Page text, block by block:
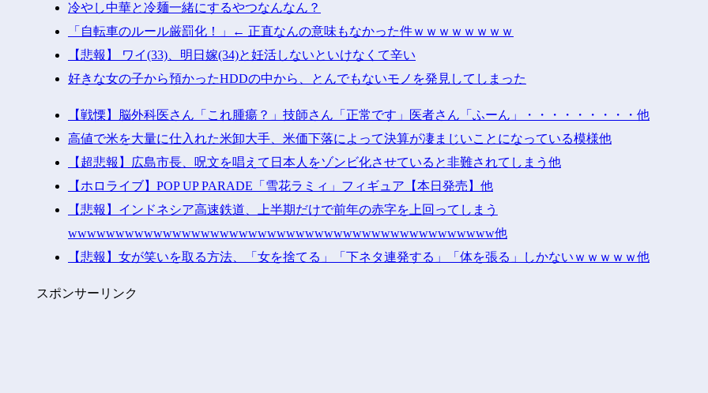
冷やし中華と冷麺一緒にするやつなんなん？
「自転車のルール厳罰化！」← 正直なんの意味もなかった件ｗｗｗｗｗｗｗｗ
【悲報】 ワイ(33)、明日嫁(34)と妊活しないといけなくて辛い
好きな女の子から預かったHDDの中から、とんでもないモノを発見してしまった
【戦慄】脳外科医さん「これ腫瘍？」技師さん「正常です」医者さん「ふーん」・・・・・・・・・他
高値で米を大量に仕入れた米卸大手、米価下落によって決算が凄まじいことになっている模様他
【超悲報】広島市長、呪文を唱えて日本人をゾンビ化させていると非難されてしまう他
【ホロライブ】POP UP PARADE「雪花ラミィ」フィギュア【本日発売】他
【悲報】インドネシア高速鉄道、上半期だけで前年の赤字を上回ってしまう
wwwwwwwwwwwwwwwwwwwwwwwwwwwwwwwwwwwwwwwwwwwww他
【悲報】女が笑いを取る方法、「女を捨てる」「下ネタ連発する」「体を張る」しかないｗｗｗｗｗ他
スポンサーリンク